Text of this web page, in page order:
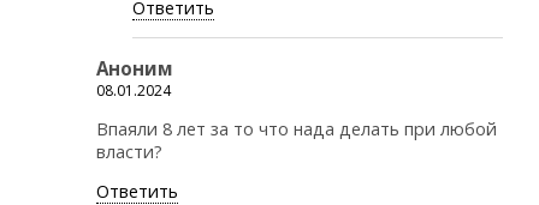
Ответить
Аноним
08.01.2024
Впаяли 8 лет за то что нада делать при любой
власти?
Ответить